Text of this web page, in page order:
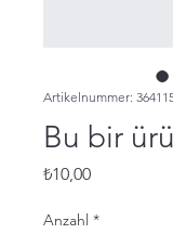
Artikelnummer:
Bu bir
₺10,00Preis
Anzahl *